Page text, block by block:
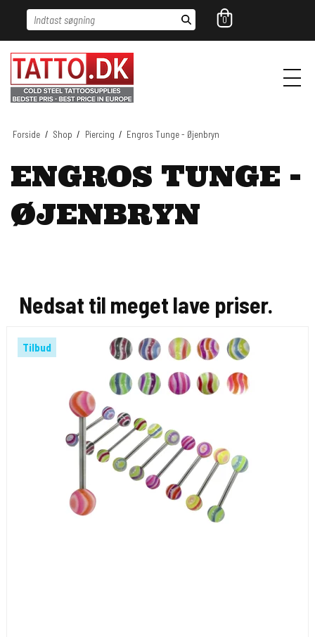
Indtast søgning 0
Forside / Shop / Piercing / Engros Tunge - Øjenbryn
ENGROS TUNGE -
ØJENBRYN
Nedsat til meget lave priser.
Tilbud